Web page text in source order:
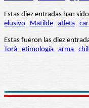
Estas diez entradas han
elusivo
Matilde atleta
Estas fueron las diez
Torá etimología arma